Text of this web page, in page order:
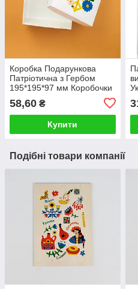
Коробка Подарункова
Патріотична з Гербом
195*195*97 мм Коробочки
58,60 ₴
Купити
Подібні товари компанії